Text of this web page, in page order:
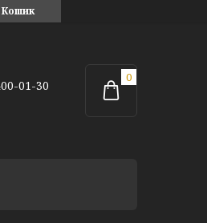
Кошик
01-30